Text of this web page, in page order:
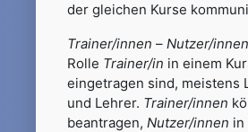
der gleichen Kurse
Trainer/innen – Nutzer/innen
Rolle Trainer/in in einem
eingetragen sind, meistens
und Lehrer. Trainer/innen
beantragen, Nutzer/innen in